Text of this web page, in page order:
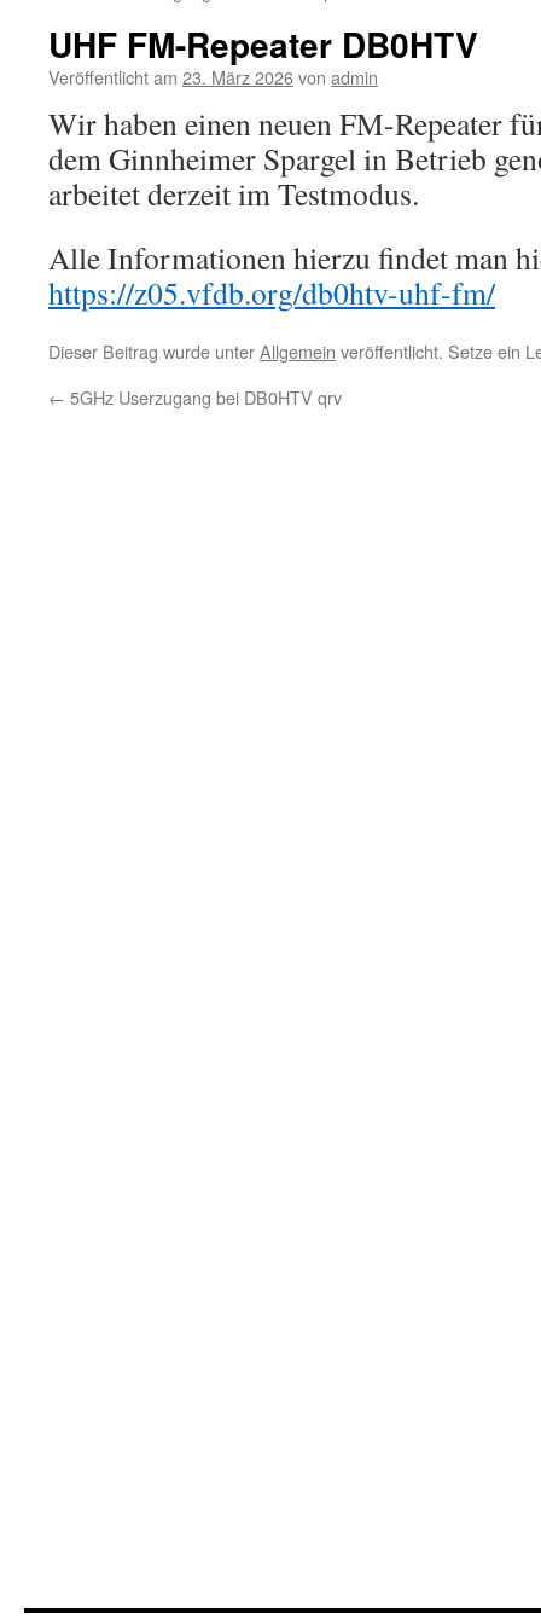
UHF FM-Repeater DB0HTV
Veröffentlicht am 23. März 2026von admin
Wir haben einen neuen FM-Repeater
dem Ginnheimer Spargel in Betrieb
arbeitet derzeit im Testmodus.
Alle Informationen hierzu findet man
https://z05.vfdb.org/db0htv-uhf-fm/
Dieser Beitrag wurde unterAllgemein veröffentlicht. Setze ein
← 5GHz Userzugang bei DB0HTV qrv